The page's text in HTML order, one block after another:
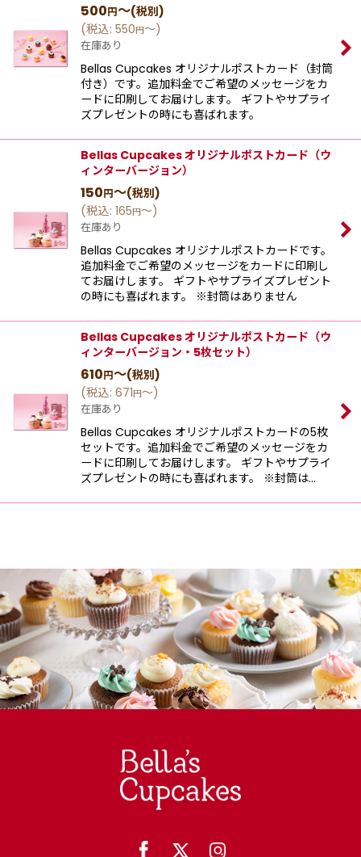
500円～(税別)
(税込: 550円～)
在庫あり
Bellas Cupcakes オリジナルポストカード（封筒
付き）です。追加料金でご希望のメッセージをカ
ードに印刷してお届けします。 ギフトやサプライ
ズプレゼントの時にも喜ばれます。
Bellas Cupcakes オリジナルポストカード（ウ
ィンターバージョン）
150円～(税別)
(税込: 165円～)
在庫あり
Bellas Cupcakes オリジナルポストカードです。
追加料金でご希望のメッセージをカードに印刷し
てお届けします。 ギフトやサプライズプレゼント
の時にも喜ばれます。 ※封筒はありません
Bellas Cupcakes オリジナルポストカード（ウ
ィンターバージョン・5枚セット）
610円～(税別)
(税込: 671円～)
在庫あり
Bellas Cupcakes オリジナルポストカードの5枚
セットです。追加料金でご希望のメッセージをカ
ードに印刷してお届けします。 ギフトやサプライ
ズプレゼントの時にも喜ばれます。 ※封筒は…